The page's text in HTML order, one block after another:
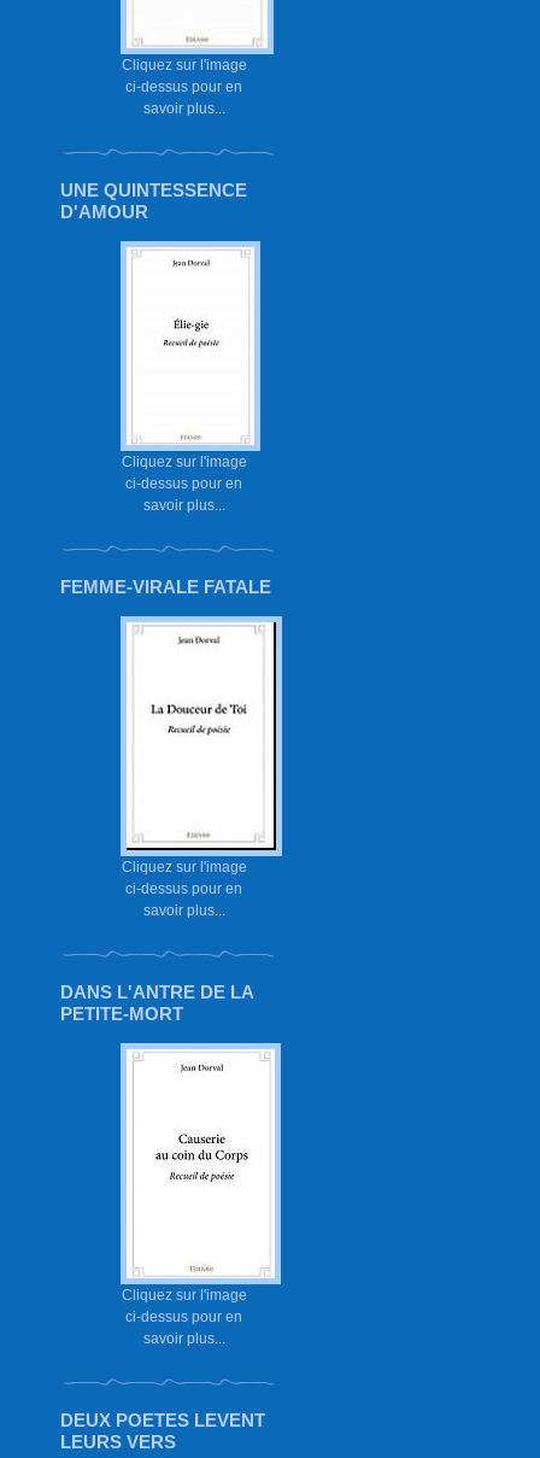
Cliquez sur l'image
ci-dessus pour en
savoir plus...
UNE QUINTESSENCE
D'AMOUR
Cliquez sur l'image
ci-dessus pour en
savoir plus...
FEMME-VIRALE FATALE
Cliquez sur l'image
ci-dessus pour en
savoir plus...
DANS L'ANTRE DE LA
PETITE-MORT
Cliquez sur l'image
ci-dessus pour en
savoir plus...
DEUX POETES LEVENT
LEURS VERS